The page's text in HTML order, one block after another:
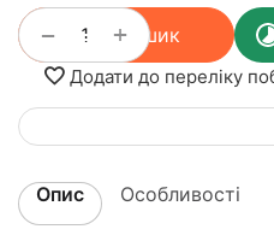
+
− У кошик
Додати до переліку
Опис Особливості